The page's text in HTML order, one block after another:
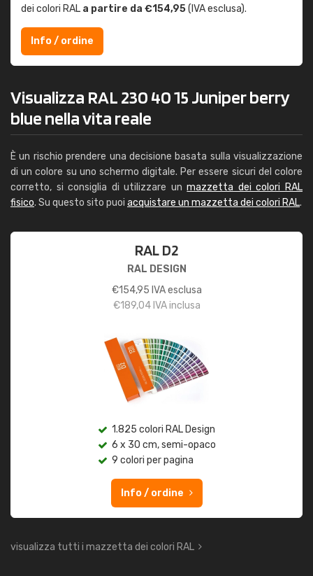
dei colori RAL a partire da €154,95(IVA esclusa).
Info / ordine
Visualizza RAL 230 40 15 Juniper berry
blue nella vita reale
È un rischio prendere una decisione basata sulla visualizzazione
di un colore su uno schermo digitale. Per essere sicuri del colore
corretto, si consiglia di utilizzare unmazzetta dei colori RAL
fisico. Su questo sito puoi acquistare un mazzetta dei colori RAL.
RAL D2
RAL DESIGN
€154,95 IVA esclusa
€189,04IVA inclusa
1.825 colori RAL Design
6 x 30 cm, semi-opaco
9 colori per pagina
Info / ordine
visualizza tutti i mazzetta dei colori RAL